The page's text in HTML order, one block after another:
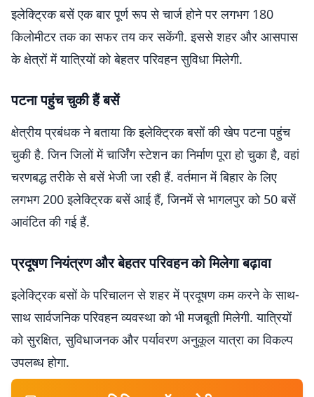
इलेक्ट्रिक बसें एक बार पूर्ण रूप से चार्ज होने पर लगभग 180
किलोमीटर तक का सफर तय कर सकेंगी. इससे शहर और आसपास
के क्षेत्रों में यात्रियों को बेहतर परिवहन सुविधा मिलेगी.
पटना पहुंच चुकी हैं बसें
क्षेत्रीय प्रबंधक ने बताया कि इलेक्ट्रिक बसों की खेप पटना पहुंच
चुकी है. जिन जिलों में चार्जिंग स्टेशन का निर्माण पूरा हो चुका है, वहां
चरणबद्ध तरीके से बसें भेजी जा रही हैं. वर्तमान में बिहार के लिए
लगभग 200 इलेक्ट्रिक बसें आई हैं, जिनमें से भागलपुर को 50 बसें
आवंटित की गई हैं.
प्रदूषण नियंत्रण और बेहतर परिवहन को मिलेगा बढ़ावा
इलेक्ट्रिक बसों के परिचालन से शहर में प्रदूषण कम करने के साथ-
साथ सार्वजनिक परिवहन व्यवस्था को भी मजबूती मिलेगी. यात्रियों
को सुरक्षित, सुविधाजनक और पर्यावरण अनुकूल यात्रा का विकल्प
उपलब्ध होगा.